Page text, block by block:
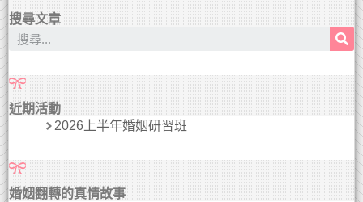
搜尋文章
近期活動
2026上半年婚姻研習班
婚姻翻轉的真情故事